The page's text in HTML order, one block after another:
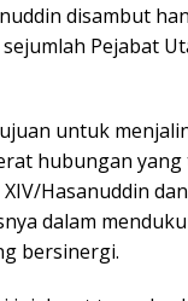
disambut
Pejabat
untuk
hubungan
Hasanuddin
dalam
bersinergi.